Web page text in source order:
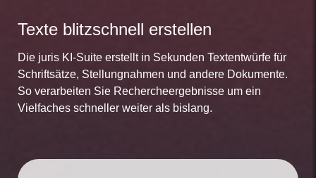
Texte blitzschnell erstellen
Die juris KI-Suite erstellt in Sekunden Textentwürfe für
Schriftsätze, Stellungnahmen und andere Dokumente.
So verarbeiten Sie Rechercheergebnisse um ein
Vielfaches schneller weiter als bislang.